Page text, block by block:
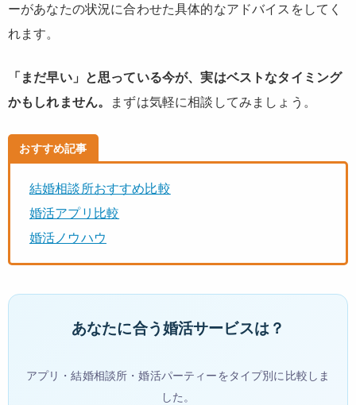
ーがあなたの状況に合わせた具体的なアドバイスをしてく
れます。
「まだ早い」と思っている今が、実はベストなタイミング
かもしれません。
まずは気軽に相談してみましょう。
おすすめ記事
結婚相談所おすすめ比較
婚活アプリ比較
婚活ノウハウ
あなたに合う婚活サービスは？
アプリ・結婚相談所・婚活パーティーをタイプ別に比較しま
した。